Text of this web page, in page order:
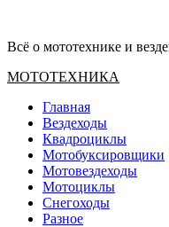
Всё о мототехнике и
Основное
МОТОТЕХНИКА
Главная
Вездеходы
Квадроциклы
Мотобуксировщики
Мотовездеходы
Мотоциклы
Снегоходы
Разное